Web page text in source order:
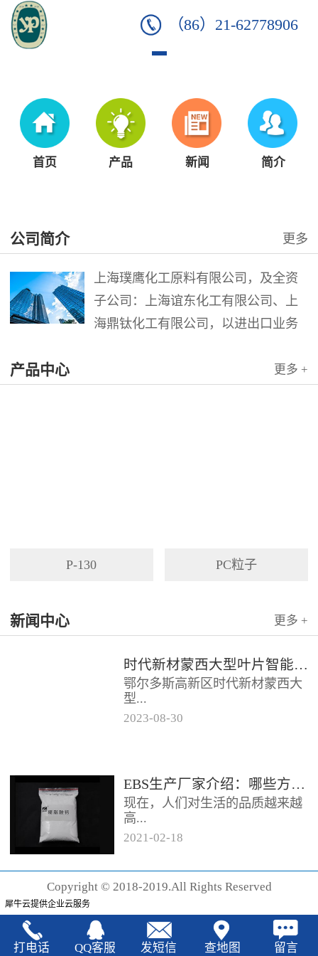
（86）21-62778906
首页 产品 新闻 简介
公司简介 更多
上海璞鹰化工原料有限公司，及全资
子公司：上海谊东化工有限公司、上
海鼎钛化工有限公司，以进出口业务
品。公司以其灵活的市场对策和创造
产品中心 更多 +
P-130 PC粒子
新闻中心 更多 +
时代新材蒙西大型叶片智能制造基地项目开工
鄂尔多斯高新区时代新材蒙西大
型...
分为...
2023-08-30
EBS生产厂家‍介绍：哪些方法可以验证EBS的润滑效果
现在，人们对生活的品质越来越
高...
声也越来越强烈，很多厂家在利
2021-02-18
Copyright © 2018-2019.All Rights Reserved
犀牛云提供企业云服务
打电话 QQ客服 发短信 查地图 留言